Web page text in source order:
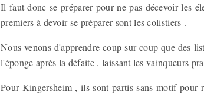
Il faut donc se préparer pour ne pas décevoir les
premiers à devoir se préparer sont les colistiers .
Nous venons d'apprendre coup sur coup que des
l'éponge après la défaite , laissant les vainqueurs
Pour Kingersheim , ils sont partis sans motif pour